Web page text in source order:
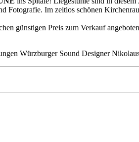
Im zeitlos schönen
günstigen Preis zum Verkauf
Würzburger Sound Designer